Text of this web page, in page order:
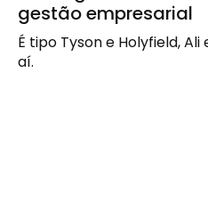
gestão empresarial
É tipo Tyson e Holyfield,
aí.